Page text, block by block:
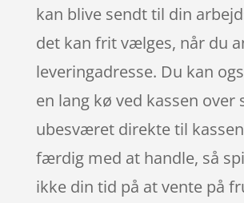
kan blive sendt til din
det kan frit vælges, når du
leveringadresse. Du kan
en lang kø ved kassen over
ubesværet direkte til
færdig med at handle, så
ikke din tid på at vente på